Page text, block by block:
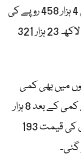
اسی طرح 10 گرام سونے کی قیمت میں 4 ہزار 458 روپے کی
کمی ہوئی، جس کے بعد نئی قیمت 4 لاکھ 23 ہزار 321
میں بھی کمی
دیکھی گئی، فی تولہ چاندی 225 روپے کمی کے بعد 8 ہزار
99 روپے پر آ گئی جبکہ 10 گرام چاندی کی قیمت 193